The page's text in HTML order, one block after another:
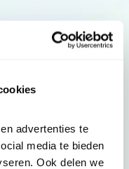
advertenties te
media te bieden
Ook delen we
acties en tips